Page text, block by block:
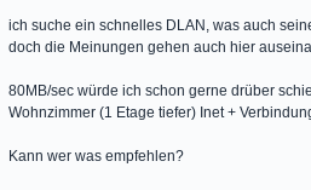
ich suche ein schnelles DLAN, was auch
doch die Meinungen gehen auch hier
80MB/sec würde ich schon gerne drüber
Wohnzimmer (1 Etage tiefer) Inet +
Kann wer was empfehlen?